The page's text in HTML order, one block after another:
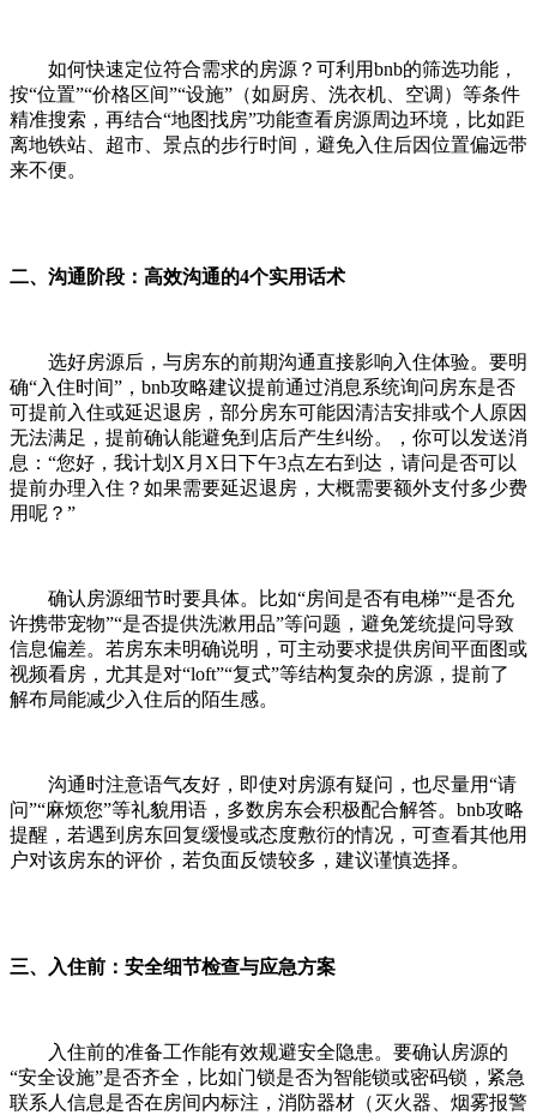
如何快速定位符合需求的房源？可利用bnb的筛选功能，
按“位置”“价格区间”“设施”（如厨房、洗衣机、空调）等条件
精准搜索，再结合“地图找房”功能查看房源周边环境，比如距
离地铁站、超市、景点的步行时间，避免入住后因位置偏远带
来不便。
二、沟通阶段：高效沟通的4个实用话术
选好房源后，与房东的前期沟通直接影响入住体验。要明
确“入住时间”，bnb攻略建议提前通过消息系统询问房东是否
可提前入住或延迟退房，部分房东可能因清洁安排或个人原因
无法满足，提前确认能避免到店后产生纠纷。，你可以发送消
息：“您好，我计划X月X日下午3点左右到达，请问是否可以
提前办理入住？如果需要延迟退房，大概需要额外支付多少费
用呢？”
确认房源细节时要具体。比如“房间是否有电梯”“是否允
许携带宠物”“是否提供洗漱用品”等问题，避免笼统提问导致
信息偏差。若房东未明确说明，可主动要求提供房间平面图或
视频看房，尤其是对“loft”“复式”等结构复杂的房源，提前了
解布局能减少入住后的陌生感。
沟通时注意语气友好，即使对房源有疑问，也尽量用“请
问”“麻烦您”等礼貌用语，多数房东会积极配合解答。bnb攻略
提醒，若遇到房东回复缓慢或态度敷衍的情况，可查看其他用
户对该房东的评价，若负面反馈较多，建议谨慎选择。
三、入住前：安全细节检查与应急方案
入住前的准备工作能有效规避安全隐患。要确认房源的
“安全设施”是否齐全，比如门锁是否为智能锁或密码锁，紧急
联系人信息是否在房间内标注，消防器材（灭火器、烟雾报警